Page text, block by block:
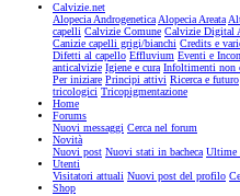
Calvizie.net
Alopecia AndrogeneticaAlopecia Areata
capelli Calvizie Comune Calvizie Digital
Canizie capelli grigi/bianchi Credits e
Difetti al capello Effluvium Eventi e
anticalvizie Igiene e cura Infoltimenti non
Per iniziare Principi attivi Ricerca e futuro
tricologici Tricopigmentazione
Home
Forums
Nuovi messaggi Cerca nel forum
Novità
Nuovi post Nuovi stati in bacheca Ultime
Utenti
Visitatori attuali Nuovi post del profilo
Shop